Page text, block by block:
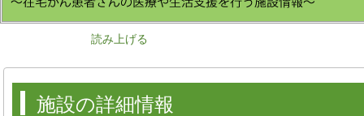
読み上げる
施設の詳細情報